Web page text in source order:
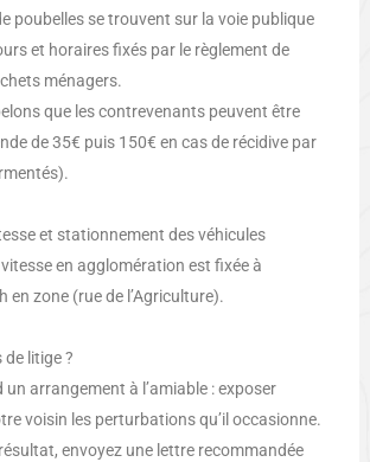
poubelles se trouvent sur la voie publique
et horaires fixés par le règlement de
ménagers.
que les contrevenants peuvent être
de 35€ puis 150€ en cas de récidive par
et stationnement des véhicules
en agglomération est fixée à
en zone (rue de l’Agriculture).
de litige ?
un arrangement à l’amiable : exposer
voisin les perturbations qu’il occasionne.
résultat, envoyez une lettre recommandée